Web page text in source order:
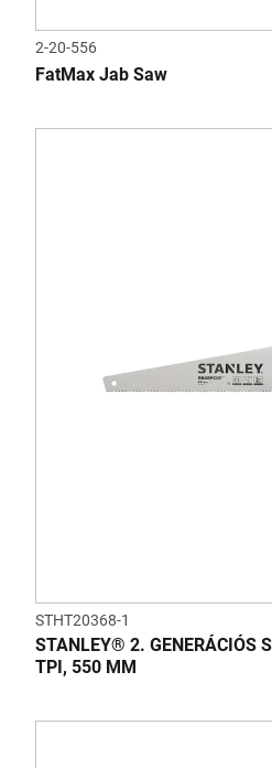
2-20-556
FatMax Jab Saw
STHT20368-1
STANLEY® 2. GENERÁCIÓS
TPI, 550 MM